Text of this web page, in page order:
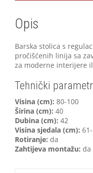
Opis
Barska stolica s
pročišćenih linija sa
za moderne interijere
Tehnički
Visina (cm): 80-100
Širina (cm): 40
Dubina (cm): 42
Visina sjedala (cm):
Rotiranje: da
Zahtijeva montažu: da